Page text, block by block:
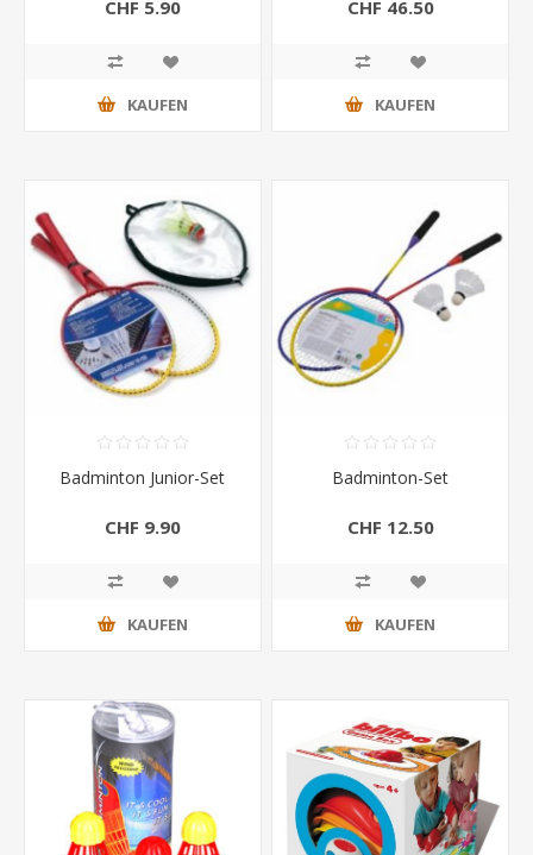
CHF 5.90
KAUFEN
CHF 46.50
KAUFEN
Badminton Junior-Set
CHF 9.90
KAUFEN
Badminton-Set
CHF 12.50
KAUFEN